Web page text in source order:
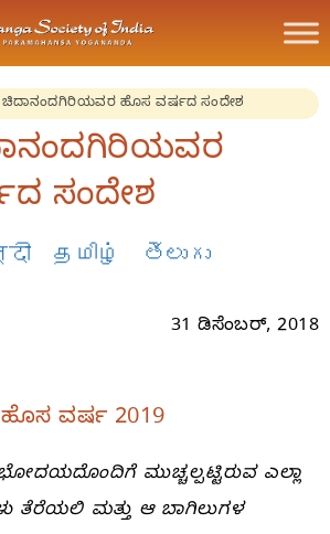
ಚಿದಾನಂದಗಿರಿಯವರ ಹೊಸ ವರ್ಷದ ಸಂದೇಶ
ಸಂದೇಶ
தமிழ் తెలుగు
31 ಡಿಸೆಂಬರ್‌, 2018
ಹೊಸ ವರ್ಷ 2019
ಮುಚ್ಚಲ್ಪಟ್ಟಿರುವ ಎಲ್ಲಾ
ತೆರೆಯಲಿ ಮತ್ತು ಆ ಬಾಗಿಲುಗಳ